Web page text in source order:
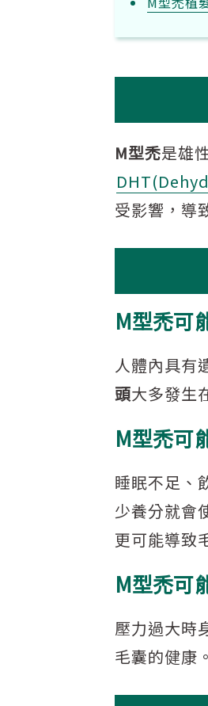
M型禿是雄
受影響，導
M型禿可
人體內具有
頭大多發生
M型禿可
睡眠不足、
少養分就會
更可能導致
M型禿可
壓力過大時
毛囊的健康。